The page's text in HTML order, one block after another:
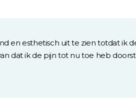
en esthetisch uit te zien totdat ik
dat ik de pijn tot nu toe heb